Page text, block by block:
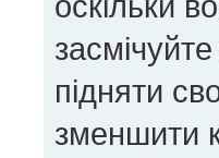
підняти
зменшити